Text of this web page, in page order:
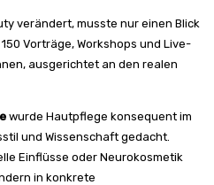
verändert, musste nur einen Blick
Vorträge, Workshops und Live-
ausgerichtet an den realen
wurde Hautpflege konsequent im
und Wissenschaft gedacht.
Einflüsse oder Neurokosmetik
in konkrete